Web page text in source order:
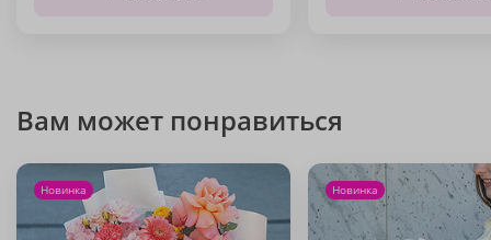
Вам может понравиться
Новинка Новинка